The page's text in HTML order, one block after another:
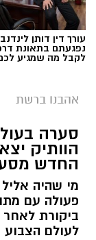
עורך דין דותן
נפגעתם בתאונת
לקבל מה שמגיע
אהבנו ברשת
סערה
הוותיק
החדש
מי שהיה
פעולה עם
ביקורת
לעולם